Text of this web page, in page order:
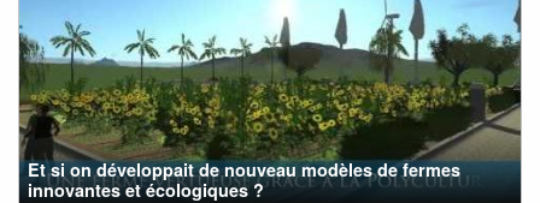
Et si on développait de nouveau modèles de fermes
innovantes et écologiques ?